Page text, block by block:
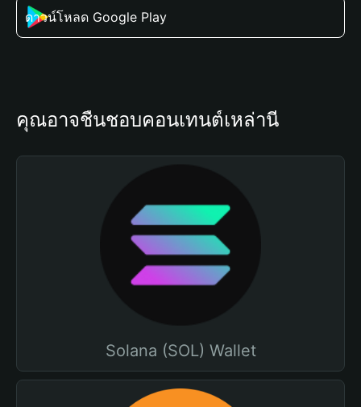
ดาวน์โหลด Google Play
คุณอาจชื่นชอบคอนเทนต์เหล่านี้
Solana (SOL) Wallet